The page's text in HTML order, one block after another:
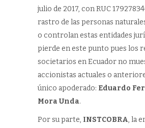
julio de 2017, con RUC
rastro de las personas
o controlan estas entidades
pierde en este punto pues los
societarios en Ecuador no
accionistas actuales o
único apoderado: Eduardo
Mora Unda.
Por su parte, INSTCOBRA, la